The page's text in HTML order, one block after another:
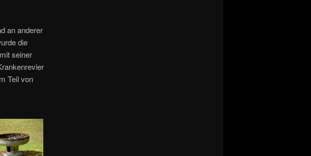
an anderer
die
seiner
Teil von